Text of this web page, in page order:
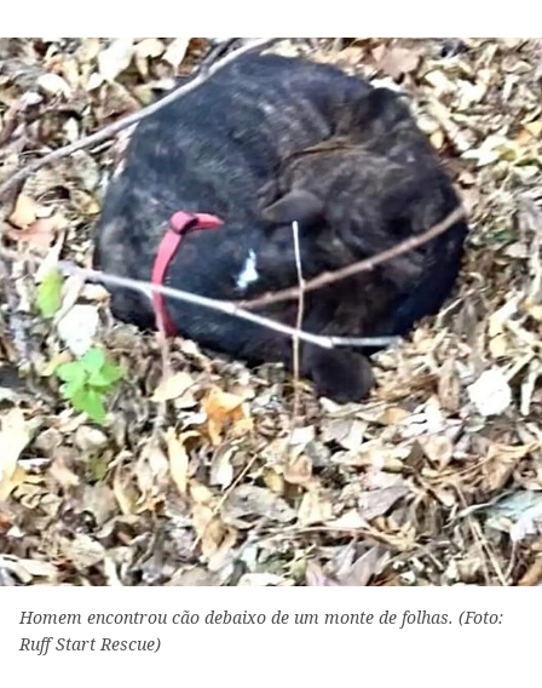
Homem encontrou cão debaixo de um monte de folhas. (Foto:
Ruff Start Rescue)